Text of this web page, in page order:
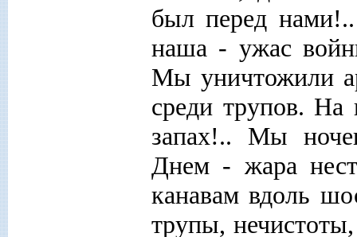
был перед
наша - ужас
Мы уничтожили
среди трупов. На
запах!.. Мы
Днем - жара
канавам вдоль
трупы,